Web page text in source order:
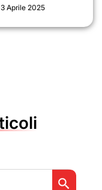
3 Aprile 2025
Search